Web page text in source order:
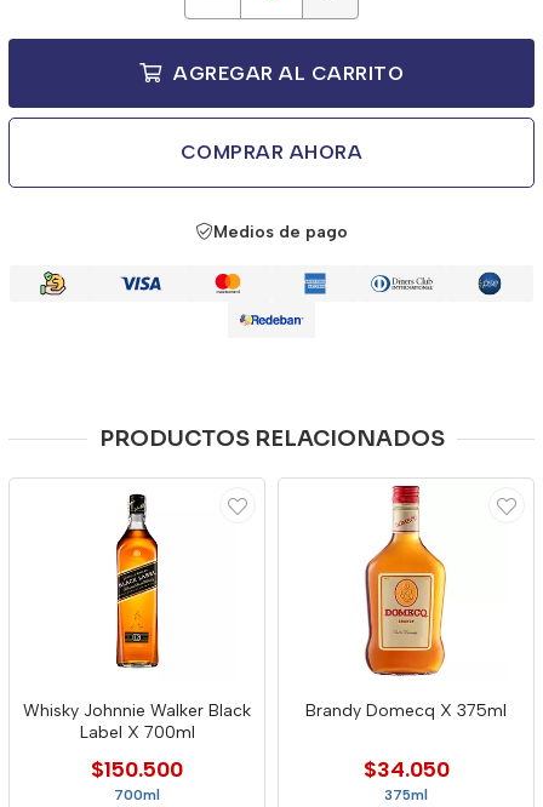
AGREGAR AL CARRITO
COMPRAR AHORA
Medios de pago
PRODUCTOS RELACIONADOS
Whisky Johnnie Walker Black
Label X 700ml
$150.500
700ml
Brandy Domecq X 375ml
$34.050
375ml